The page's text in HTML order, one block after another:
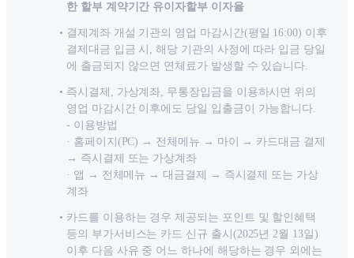
한 할부 계약기간 유이자할부 이자율
결제계좌 개설 기관의 영업 마감시간(평일 16:00) 이후
결제대금 입금 시, 해당 기관의 사정에 따라 입금 당일
에 출금되지 않으면 연체료가 발생할 수 있습니다.
즉시결제, 가상계좌, 무통장입금을 이용하시면 위의
영업 마감시간 이후에도 당일 입출금이 가능합니다.
- 이용방법
· 홈페이지(PC) → 전체메뉴 → 마이 → 카드대금 결제
→ 즉시결제 또는 가상계좌
· 앱 → 전체메뉴 → 대금결제 → 즉시결제 또는 가상
계좌
카드를 이용하는 경우 제공되는 포인트 및 할인혜택
등의 부가서비스는 카드 신규 출시(2025년 2월 13일)
이후 다음 사유 중 어느 하나에 해당하는 경우 외에는